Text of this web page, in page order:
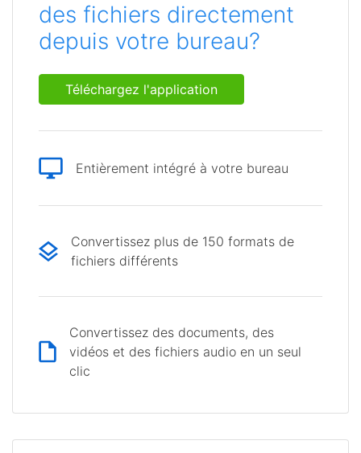
des fichiers directement
depuis votre bureau?
Téléchargez l'application
Entièrement intégré à votre bureau
Convertissez plus de 150 formats de
fichiers différents
Convertissez des documents, des
vidéos et des fichiers audio en un seul
clic